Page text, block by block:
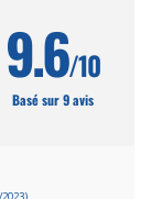
9.6/10
Basé sur 9 avis